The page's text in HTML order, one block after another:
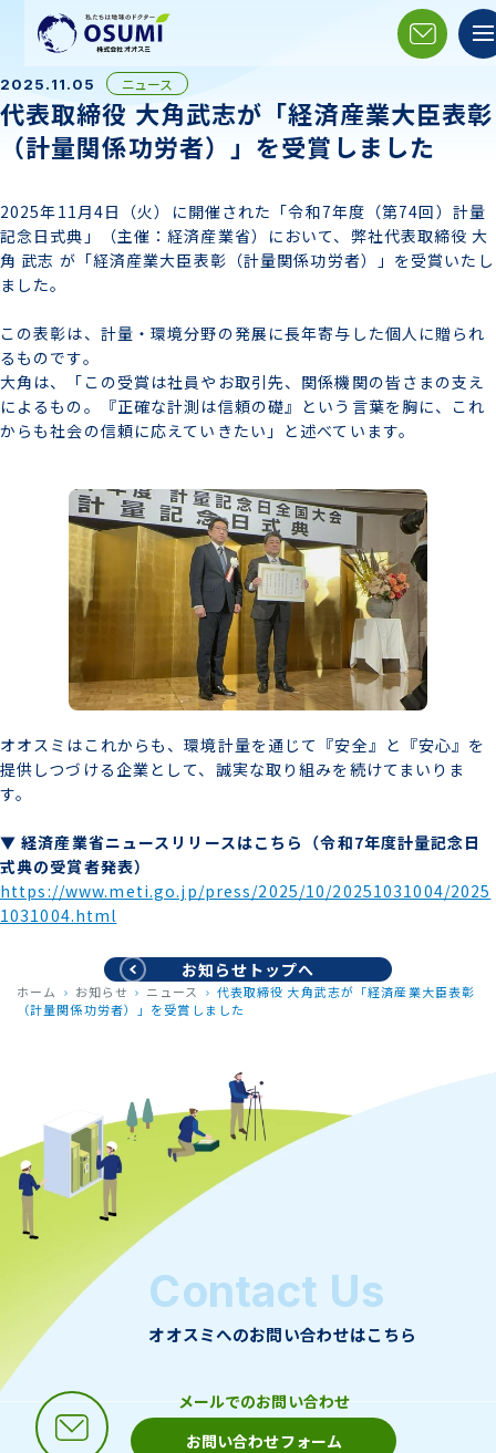
2025.11.05 ニュース
代表取締役 大角武志が「経済産業大臣表彰
（計量関係功労者）」を受賞しました
2025年11月4日（火）に開催された「令和7年度（第74回）計量
記念日式典」（主催：経済産業省）において、弊社代表取締役 大
角 武志 が「経済産業大臣表彰（計量関係功労者）」を受賞いたし
ました。
この表彰は、計量・環境分野の発展に長年寄与した個人に贈られ
るものです。
大角は、「この受賞は社員やお取引先、関係機関の皆さまの支え
によるもの。『正確な計測は信頼の礎』という言葉を胸に、これ
からも社会の信頼に応えていきたい」と述べています。
オオスミはこれからも、環境計量を通じて『安全』と『安心』を
提供しつづける企業として、誠実な取り組みを続けてまいりま
す。
▼ 経済産業省ニュースリリースはこちら（令和7年度計量記念日
式典の受賞者発表）
https://www.meti.go.jp/press/2025/10/20251031004/2025
1031004.html
お知らせトップへ
ホーム お知らせ ニュース
代表取締役 大角武志が「経済産業大臣表彰
（計量関係功労者）」を受賞しました
Contact Us
オオスミへのお問い合わせはこちら
メールでのお問い合わせ
お問い合わせフォーム